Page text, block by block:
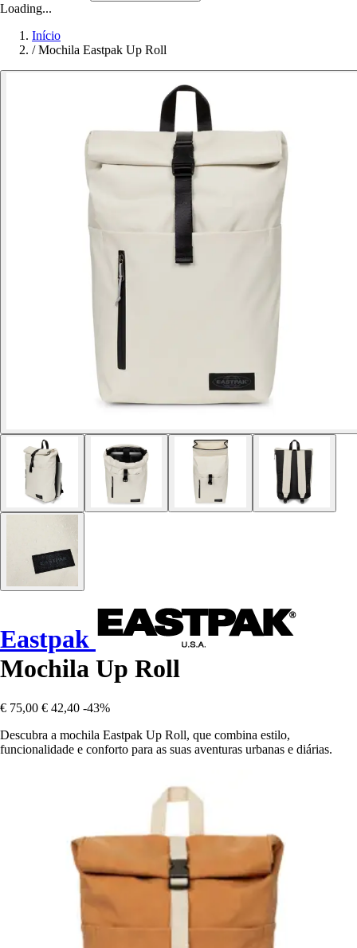
Loading...
Início
/ Mochila Eastpak Up Roll
Eastpak
Mochila Up Roll
€ 75,00 € 42,40 -43%
Descubra a mochila Eastpak Up Roll, que combina estilo,
funcionalidade e conforto para as suas aventuras urbanas e diárias.